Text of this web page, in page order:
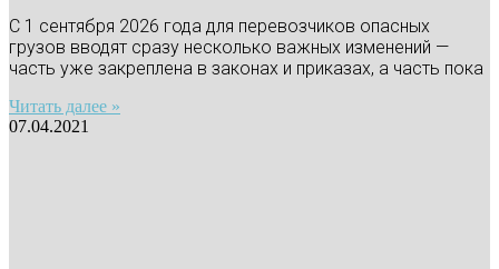
С 1 сентября 2026 года для перевозчиков опасных
грузов вводят сразу несколько важных изменений —
часть уже закреплена в законах и приказах, а часть пока
Читать далее »
07.04.2021